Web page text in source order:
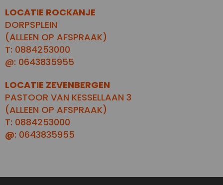
LOCATIE ROCKANJE
DORPSPLEIN
(ALLEEN OP AFSPRAAK)
T: 0884253000
@: 0643835955
LOCATIE ZEVENBERGEN
PASTOOR VAN KESSELLAAN 3
(ALLEEN OP AFSPRAAK)
T: 0884253000
@: 0643835955